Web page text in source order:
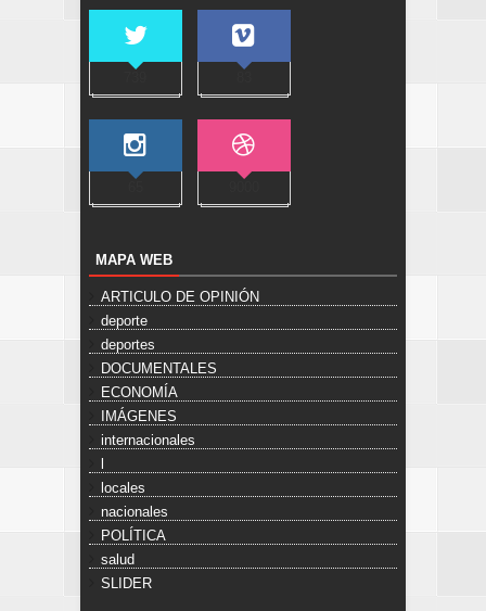
MAPA WEB
ARTICULO DE OPINIÓN
deporte
deportes
DOCUMENTALES
ECONOMÍA
IMÁGENES
internacionales
locales
nacionales
POLÍTICA
salud
SLIDER